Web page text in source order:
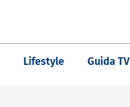
Lifestyle Guida TV